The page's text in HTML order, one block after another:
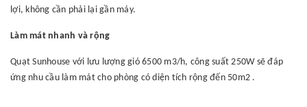
lợi, không cần phải lại gần máy.
Làm mát nhanh và rộng
Quạt Sunhouse với lưu lượng gió 6500 m3/h, công suất 250W sẽ đáp
ứng nhu cầu làm mát cho phòng có diện tích rộng đến 50m2 .